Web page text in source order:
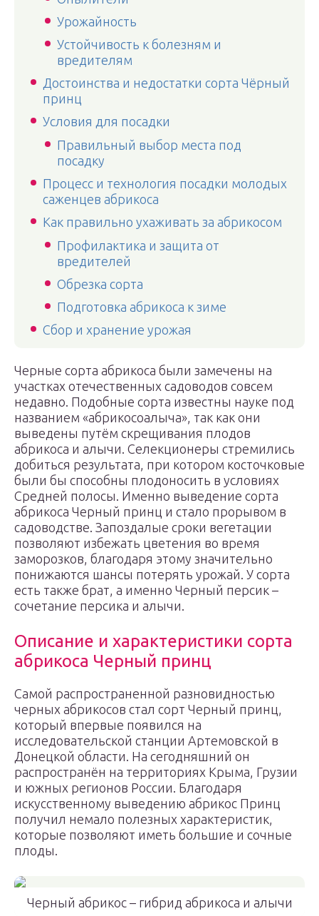
Урожайность
Устойчивость к болезням и
вредителям
Достоинства и недостатки сорта Чёрный
принц
Условия для посадки
Правильный выбор места под
посадку
Процесс и технология посадки молодых
саженцев абрикоса
Как правильно ухаживать за абрикосом
Профилактика и защита от
вредителей
Обрезка сорта
Подготовка абрикоса к зиме
Сбор и хранение урожая
Черные сорта абрикоса были замечены на
участках отечественных садоводов совсем
недавно. Подобные сорта известны науке под
названием «абрикосоалыча», так как они
выведены путём скрещивания плодов
абрикоса и алычи. Селекционеры стремились
добиться результата, при котором косточковые
были бы способны плодоносить в условиях
Средней полосы. Именно выведение сорта
абрикоса Черный принц и стало прорывом в
садоводстве. Запоздалые сроки вегетации
позволяют избежать цветения во время
заморозков, благодаря этому значительно
понижаются шансы потерять урожай. У сорта
есть также брат, а именно Черный персик –
сочетание персика и алычи.
Описание и характеристики сорта
абрикоса Черный принц
Самой распространенной разновидностью
черных абрикосов стал сорт Черный принц,
который впервые появился на
исследовательской станции Артемовской в
Донецкой области. На сегодняшний он
распространён на территориях Крыма, Грузии
и южных регионов России. Благодаря
искусственному выведению абрикос Принц
получил немало полезных характеристик,
которые позволяют иметь большие и сочные
плоды.
Черный абрикос – гибрид абрикоса и алычи